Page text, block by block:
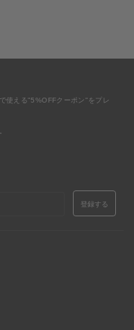
使える"5%OFFクーポン"をプレ
登録する